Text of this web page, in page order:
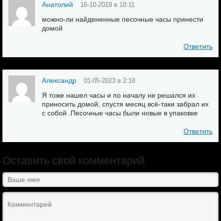
Анатолий 16-10-2019 в 10:11
можно-ли найдененные песочные часы принести
домой
Ответить
Александр 01-05-2023 в 2:18
Я тоже нашел часы и по началу не решался их
приносить домой, спустя месяц всё-таки забрал их
с собой .Песочные часы были новые в упаковке
Ответить
Оставить свой комментарий